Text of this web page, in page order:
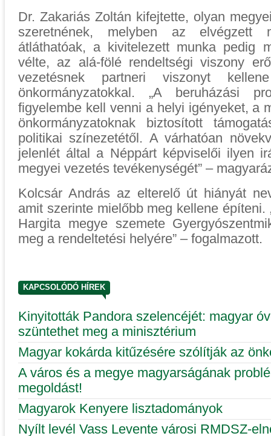
Dr. Zakariás Zoltán kifejtette, olyan
szeretnének, melyben az elvégzett
átláthatóak, a kivitelezett munka pedig
vélte, az alá-fölé rendeltségi viszony
vezetésnek partneri viszonyt
önkormányzatokkal. „A beruházási
figyelembe kell venni a helyi igényeket, a
önkormányzatoknak biztosított
politikai színezetétől. A várhatóan
jelenlét által a Néppárt képviselői ilyen
megyei vezetés tevékenységét” –
Kolcsár András az elterelő út hiányát
amit szerinte mielőbb meg kellene építeni.
Hargita megye szemete
meg a rendeltetési helyére” – fogalmazott.
KAPCSOLÓDÓ HÍREK
Kinyitották Pandora szelencéjét: magyar
szüntethet meg a minisztérium
Magyar kokárda kitűzésére szólítják az
A város és a megye magyarságának
megoldást!
Magyarok Kenyere lisztadományok
Nyílt levél Vass Levente városi RMDSZ-